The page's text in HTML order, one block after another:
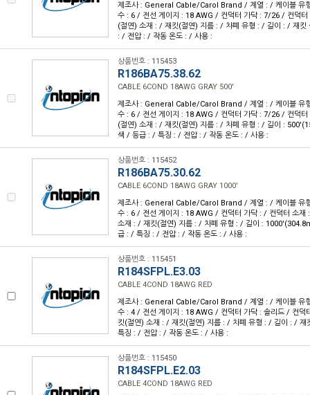
제조사 : General Cable/Carol Brand / 계열 : / 케이블 유
수 : 6 / 전선 게이지 : 18 AWG / 컨덕터 가닥 : 7/26 / 컨덕터
(절연) 소재 : / 재킷(절연) 지름 : / 차폐 유형 : / 길이 : / 재킷
: / 전압 : / 작동 온도 : / 사용 :
상품번호 : 115453
R186BA75.38.62
CABLE 6COND 18AWG GRAY 500'
제조사 : General Cable/Carol Brand / 계열 : / 케이블 유
수 : 6 / 전선 게이지 : 18 AWG / 컨덕터 가닥 : 7/26 / 컨덕터
(절연) 소재 : / 재킷(절연) 지름 : / 차폐 유형 : / 길이 :
색 / 등급 : / 특징 : / 전압 : / 작동 온도 : / 사용 :
상품번호 : 115452
R186BA75.30.62
CABLE 6COND 18AWG GRAY 1000'
제조사 : General Cable/Carol Brand / 계열 : / 케이블 유
수 : 6 / 전선 게이지 : 18 AWG / 컨덕터 가닥 : / 컨덕터 소재
소재 : / 재킷(절연) 지름 : / 차폐 유형 : / 길이 :
급 : / 특징 : / 전압 : / 작동 온도 : / 사용 :
상품번호 : 115451
R184SFPL.E3.03
CABLE 4COND 18AWG RED
제조사 : General Cable/Carol Brand / 계열 : / 케이블 유
수 : 4 / 전선 게이지 : 18 AWG / 컨덕터 가닥 : 솔리드 / 컨덕
킷(절연) 소재 : / 재킷(절연) 지름 : / 차폐 유형 : / 길이 : / 재
특징 : / 전압 : / 작동 온도 : / 사용 :
상품번호 : 115450
R184SFPL.E2.03
CABLE 4COND 18AWG RED